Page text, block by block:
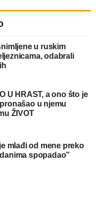
u ruskim
odabrali
U HRAST, a ono što je
u njemu
ŽIVOT
mlađi od mene preko
spopadao”